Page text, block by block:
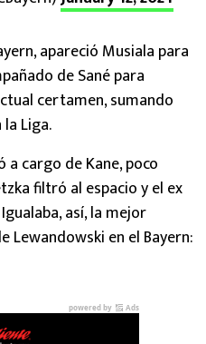
apareció Musiala para
de Sané para
certamen, sumando
Liga.
a cargo de Kane, poco
filtró al espacio y el ex
así, la mejor
en el Bayern: